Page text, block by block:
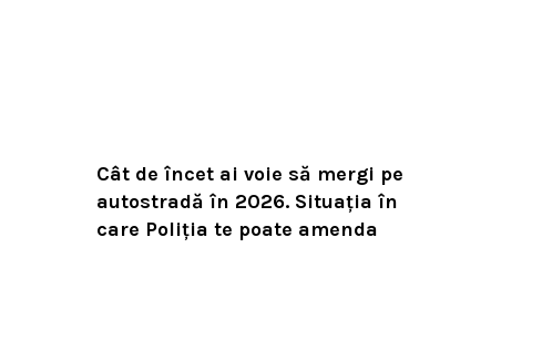
Cât de încet ai voie să mergi pe
autostradă în 2026. Situația în
care Poliția te poate amenda